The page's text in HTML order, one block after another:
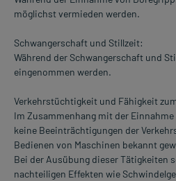
möglichst vermieden werden.
Schwangerschaft und Stillzeit:
Während der Schwangerschaft und
eingenommen werden.
Verkehrstüchtigkeit und Fähigkeit
Im Zusammenhang mit der
keine Beeinträchtigungen der
Bedienen von Maschinen bekannt
Bei der Ausübung dieser Tätigkeiten
nachteiligen Effekten wie